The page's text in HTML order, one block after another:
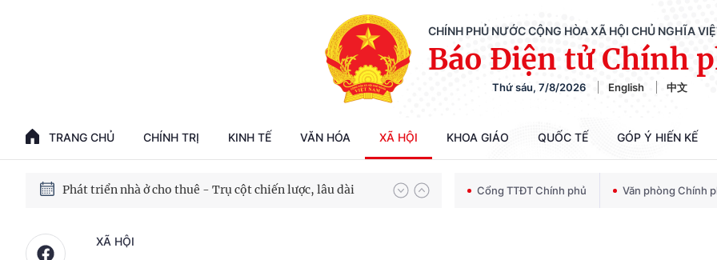
CHÍNH PHỦ NƯỚC CỘNG HÒA XÃ HỘI CHỦ NGHĨA
Báo Điện tử Chính
Thứ sáu, 7/8/2026 English 中文
TRANG CHỦ CHÍNH TRỊ KINH TẾ VĂN HÓA XÃ HỘI KHOA GIÁO QUỐC TẾ GÓP Ý HIẾN KẾ
Phát triển kinh tế nhà nước trong kỷ nguyên mới
Chiến dịch 500 ngày đêm tìm kiếm, quy tập và xác định danh tính hài cốt liệt sĩ
Bảo vệ nền tảng tư tưởng của Đảng trong kỷ nguyên phát triển mới
Phát triển nhà ở cho thuê - Trụ cột chiến lược, lâu dài Cổng TTĐT Chính phủ Văn phòng Chính
XÃ HỘI